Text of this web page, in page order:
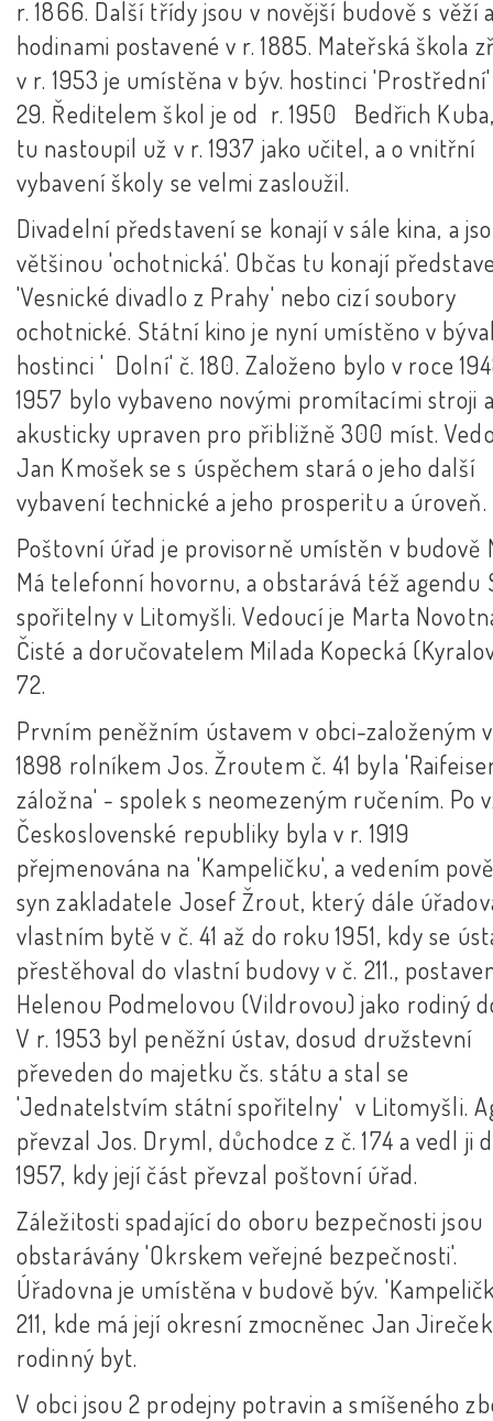
r. 1866. Další třídy jsou v novější budově s věží
hodinami postavené v r. 1885. Mateřská škola
v r. 1953 je umístěna v býv. hostinci
29. Ředitelem škol je od r. 1950 Bedřich
tu nastoupil už v r. 1937 jako učitel, a o vnitřní
vybavení školy se velmi zasloužil.
Divadelní představení se konají v sále kina, a
většinou 'ochotnická'. Občas tu konají
'Vesnické divadlo z Prahy' nebo cizí soubory
ochotnické. Státní kino je nyní umístěno v
hostinci ' Dolní' č. 180. Založeno bylo v roce
1957 bylo vybaveno novými promítacími stroji
akusticky upraven pro přibližně 300 míst.
Jan Kmošek se s úspěchem stará o jeho další
vybavení technické a jeho prosperitu a úroveň.
Poštovní úřad je provisorně umístěn v budově
Má telefonní hovornu, a obstarává též agendu
spořitelny v Litomyšli. Vedoucí je Marta
Čisté a doručovatelem Milada Kopecká
72.
Prvním peněžním ústavem v obci-založeným
1898 rolníkem Jos. Žroutem č. 41 byla
záložna' - spolek s neomezeným ručením. Po
Československé republiky byla v r. 1919
přejmenována na 'Kampeličku', a vedením
syn zakladatele Josef Žrout, který dále
vlastním bytě v č. 41 až do roku 1951, kdy se
přestěhoval do vlastní budovy v č. 211.,
Helenou Podmelovou (Vildrovou) jako rodiný
V r. 1953 byl peněžní ústav, dosud družstevní
převeden do majetku čs. státu a stal se
'Jednatelstvím státní spořitelny' v Litomyšli.
převzal Jos. Dryml, důchodce z č. 174 a vedl ji
1957, kdy její část převzal poštovní úřad.
Záležitosti spadající do oboru bezpečnosti jsou
obstarávány 'Okrskem veřejné bezpečnosti'.
Úřadovna je umístěna v budově býv.
211, kde má její okresní zmocněnec Jan
rodinný byt.
V obci jsou 2 prodejny potravin a smíšeného